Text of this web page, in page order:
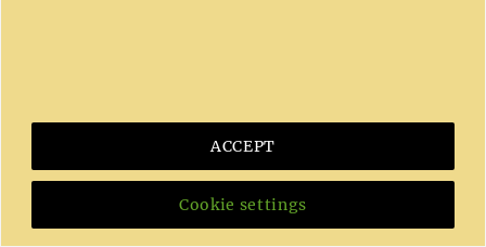
Cookie settings
ACCEPT